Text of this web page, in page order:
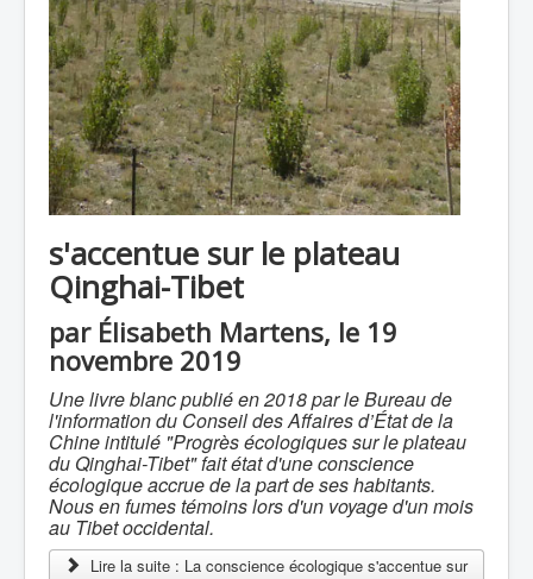
s'accentue sur le plateau
Qinghai-Tibet
par Élisabeth Martens, le 19
novembre 2019
Une livre blanc publié en 2018 par le Bureau de
l'information du Conseil des Affaires d’État de la
Chine intitulé "Progrès écologiques sur le plateau
du Qinghai-Tibet" fait état d'une conscience
écologique accrue de la part de ses habitants.
Nous en fumes témoins lors d'un voyage d'un mois
au Tibet occidental.
Lire la suite : La conscience écologique s'accentue sur